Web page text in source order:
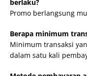
berlaku?
Promo berlangsung
Berapa minimum
Minimum transaksi
dalam satu kali